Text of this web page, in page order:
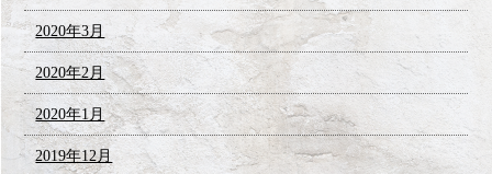
2020年3月
2020年2月
2020年1月
2019年12月